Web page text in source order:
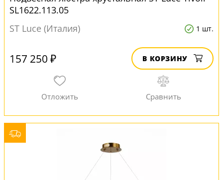
SL1622.113.05
ST Luce (Италия)
1 шт.
157 250 ₽ В КОРЗИНУ